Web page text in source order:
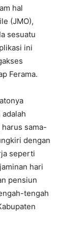
hal
(JMO),
sesuatu
ini
Ferama.
sama-
dengan
seperti
hari
pensiun
tengah